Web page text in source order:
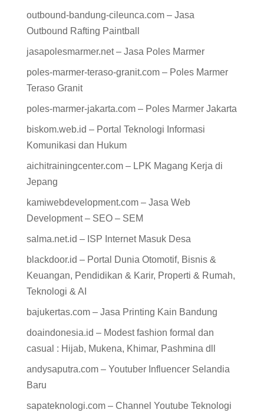
outbound-bandung-cileunca.com – Jasa
Outbound Rafting Paintball
jasapolesmarmer.net – Jasa Poles Marmer
poles-marmer-teraso-granit.com – Poles Marmer
Teraso Granit
poles-marmer-jakarta.com – Poles Marmer Jakarta
biskom.web.id – Portal Teknologi Informasi
Komunikasi dan Hukum
aichitrainingcenter.com – LPK Magang Kerja di
Jepang
kamiwebdevelopment.com – Jasa Web
Development – SEO – SEM
salma.net.id – ISP Internet Masuk Desa
blackdoor.id – Portal Dunia Otomotif, Bisnis &
Keuangan, Pendidikan & Karir, Properti & Rumah,
Teknologi & AI
bajukertas.com – Jasa Printing Kain Bandung
doaindonesia.id – Modest fashion formal dan
casual : Hijab, Mukena, Khimar, Pashmina dll
andysaputra.com – Youtuber Influencer Selandia
Baru
sapateknologi.com – Channel Youtube Teknologi